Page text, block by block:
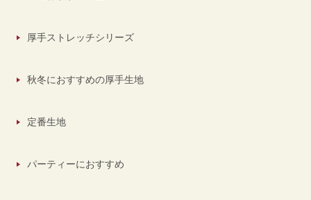
厚手ストレッチシリーズ
秋冬におすすめの厚手生地
定番生地
パーティーにおすすめ